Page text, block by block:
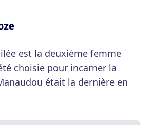
est la deuxième femme
choisie pour incarner la
était la dernière en